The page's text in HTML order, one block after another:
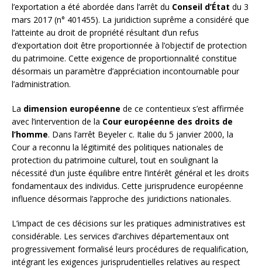
l’exportation a été abordée dans l’arrêt du Conseil d’État du 3
mars 2017 (n° 401455). La juridiction suprême a considéré que
l’atteinte au droit de propriété résultant d’un refus
d’exportation doit être proportionnée à l’objectif de protection
du patrimoine. Cette exigence de proportionnalité constitue
désormais un paramètre d’appréciation incontournable pour
l’administration.
La dimension européenne de ce contentieux s’est affirmée
avec l’intervention de la Cour européenne des droits de
l’homme. Dans l’arrêt Beyeler c. Italie du 5 janvier 2000, la
Cour a reconnu la légitimité des politiques nationales de
protection du patrimoine culturel, tout en soulignant la
nécessité d’un juste équilibre entre l’intérêt général et les droits
fondamentaux des individus. Cette jurisprudence européenne
influence désormais l’approche des juridictions nationales.
L’impact de ces décisions sur les pratiques administratives est
considérable. Les services d’archives départementaux ont
progressivement formalisé leurs procédures de requalification,
intégrant les exigences jurisprudentielles relatives au respect